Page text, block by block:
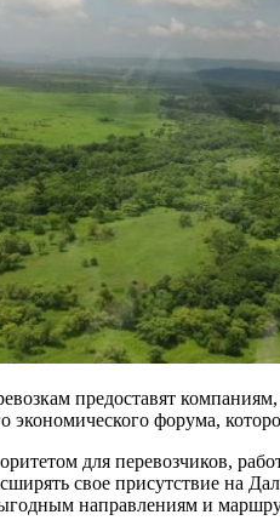
предоставят
экономического форума,
для перевозчиков,
свое присутствие на
направлениям и